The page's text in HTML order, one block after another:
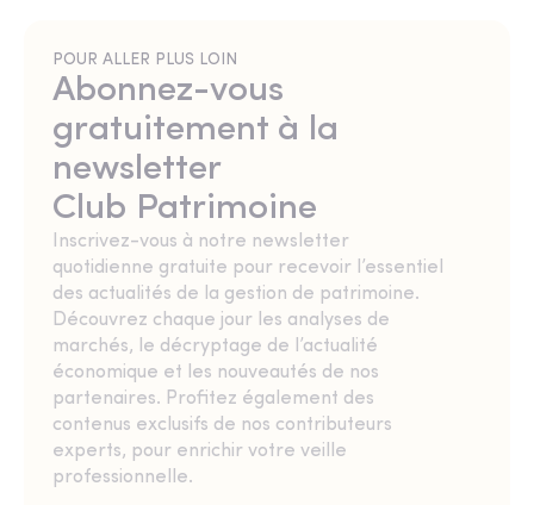
POUR ALLER PLUS LOIN
Abonnez-vous
gratuitement à la
newsletter
Club Patrimoine
Inscrivez-vous à notre newsletter
quotidienne gratuite pour recevoir l’essentiel
des actualités de la gestion de patrimoine.
Découvrez chaque jour les analyses de
marchés, le décryptage de l’actualité
économique et les nouveautés de nos
partenaires. Profitez également des
contenus exclusifs de nos contributeurs
experts, pour enrichir votre veille
professionnelle.